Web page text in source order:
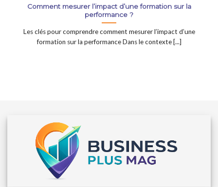
Comment mesurer l’impact d’une formation sur la
performance ?
Les clés pour comprendre comment mesurer l’impact d’une
formation sur la performance Dans le contexte [...]